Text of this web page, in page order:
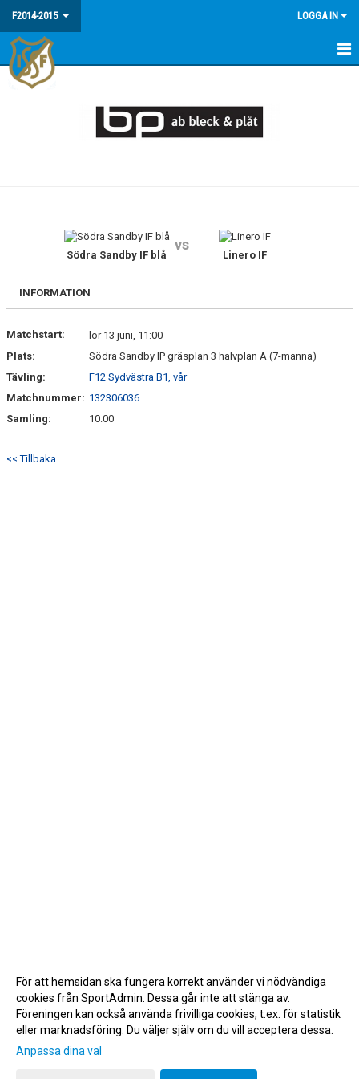
F2014-2015 LOGGA IN
HEM
BILDGALLERI
DOKUMENT
Södra Sandby IF blå
vs
Linero IF
INFORMATION
Matchstart:
lör 13 juni, 11:00
Plats:
Södra Sandby IP gräsplan 3 halvplan A (7-manna)
Tävling:
F12 Sydvästra B1, vår
Matchnummer: 132306036
Samling:
10:00
<< Tillbaka
Gå till Webbversion
För att hemsidan ska fungera korrekt använder vi nödvändiga
cookies från SportAdmin. Dessa går inte att stänga av.
Föreningen kan också använda frivilliga cookies, t.ex. för statistik
eller marknadsföring. Du väljer själv om du vill acceptera dessa.
Anpassa dina val